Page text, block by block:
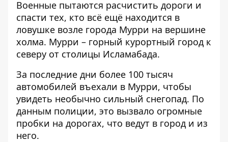
Военные пытаются расчистить дороги и
спасти тех, кто всё ещё находится в
ловушке возле города Мурри на вершине
холма. Мурри – горный курортный город к
северу от столицы Исламабада.
За последние дни более 100 тысяч
автомобилей въехали в Мурри, чтобы
увидеть необычно сильный снегопад. По
данным полиции, это вызвало огромные
пробки на дорогах, что ведут в город и из
него.